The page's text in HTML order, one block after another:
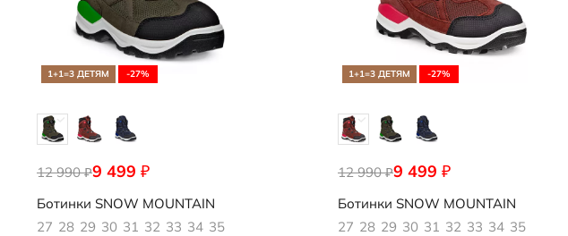
1+1=3 ДЕТЯМ -27%
9 499 ₽
12 990₽
710332/56665
Ботинки SNOW MOUNTAIN
27 28 29 30 31 32 33 34 35
1+1=3 ДЕТЯМ -27%
9 499 ₽
12 990₽
710332/61049
Ботинки SNOW MOUNTAIN
27 28 29 30 31 32 33 34 35